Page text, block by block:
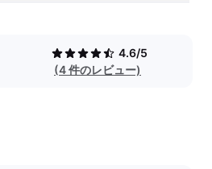
4.6/5
(4 件のレビュー)